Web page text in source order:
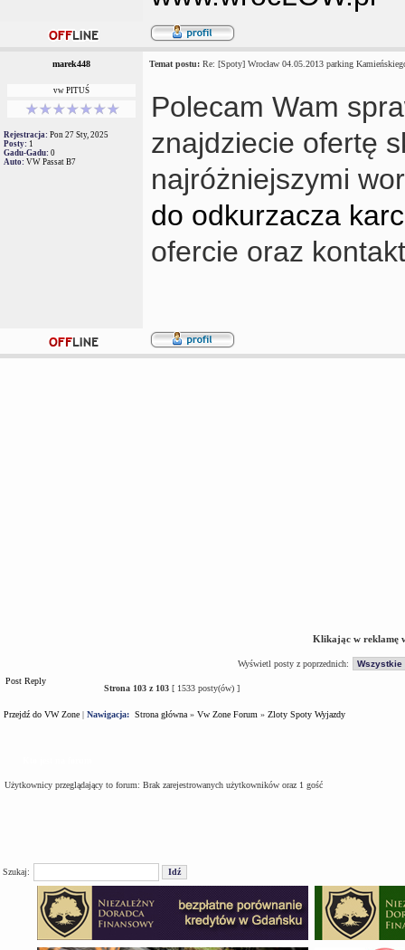
marek448 Temat postu: Re: [Spoty] Wrocław 04.05.2013 parking
vw PITUŚ
Rejestracja: Pon 27 Sty, 2025
Posty: 1
Gadu-Gadu: 0
Auto: VW Passat B7
Polecam Wam
znajdziecie ofertę
najróżniejszymi
do odkurzacza
ofercie oraz
Klikając w reklamę
Wyświetl posty z poprzednich:
Post Reply
Strona 103 z 103 [ 1533 posty(ów) ]
Przejdź do VW Zone | Nawigacja: Strona główna » Vw Zone Forum » Zloty Spoty Wyjazdy
Użytkownicy przeglądający to forum: Brak zarejestrowanych użytkowników oraz 1 gość
Szukaj: